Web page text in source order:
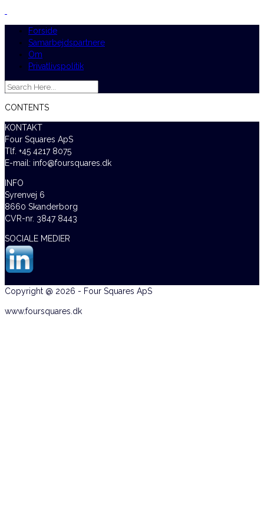
Forside
Samarbejdspartnere
Om
Privatlivspolitik
CONTENTS
KONTAKT
Four Squares ApS
Tlf. +45 4217 8075
E-mail: info@foursquares.dk
INFO
Syrenvej 6
8660 Skanderborg
CVR-nr. 3847 8443
SOCIALE MEDIER
Copyright @ 2026 - Four Squares ApS
www.foursquares.dk